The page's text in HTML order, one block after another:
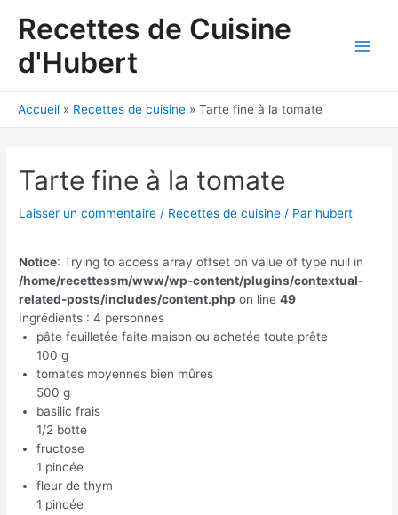
Recettes de Cuisine
d'Hubert
Accueil Recettes de cuisine Tarte fine à la tomate
Tarte fine à la tomate
Laisser un commentaire / Recettes de cuisine / Par hubert
Notice: Trying to access array offset on value of type null in
/home/recettessm/www/wp-content/plugins/contextual-
related-posts/includes/content.php on line49
Ingrédients : 4 personnes
pâte feuilletée faite maison ou achetée toute prête
100 g
tomates moyennes bien mûres
500 g
basilic frais
1/2 botte
fructose
1 pincée
fleur de thym
1 pincée